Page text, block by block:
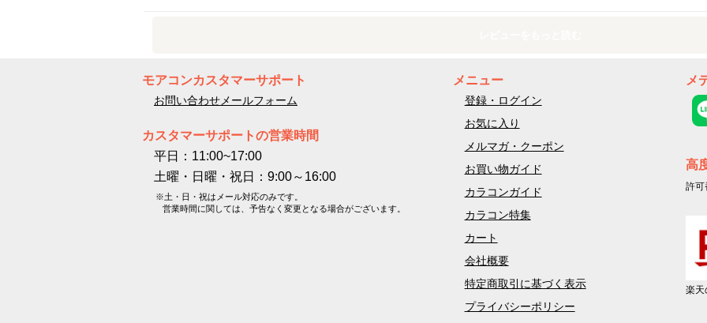
モアコンカスタマーサポート
お問い合わせメールフォーム
カスタマーサポートの営業時間
平日：11:00~17:00
土曜・日曜・祝日：9:00～16:00
※土・日・祝はメール対応のみです。
営業時間に関しては、予告なく変更となる場合がございます。
メニュー
登録・ログイン
お気に入り
メルマガ・クーポン
お買い物ガイド
カラコンガイド
カラコン特集
カート
会社概要
特定商取引に基づく表示
プライバシーポリシー
メ
高
許可
楽天